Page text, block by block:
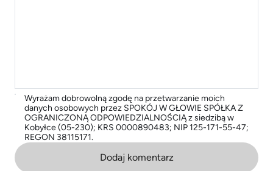
Wyrażam dobrowolną zgodę na przetwarzanie moich
danych osobowych przez SPOKÓJ W GŁOWIE SPÓŁKA Z
OGRANICZONĄ ODPOWIEDZIALNOŚCIĄ z siedzibą w
Kobyłce (05-230); KRS 0000890483; NIP 125-171-55-47;
REGON 38115171.
Dodaj komentarz